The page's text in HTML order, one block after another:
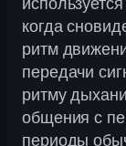
когда
ритм
передачи
ритму
общения с
периоды